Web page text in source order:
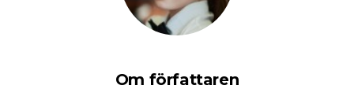
Om författaren